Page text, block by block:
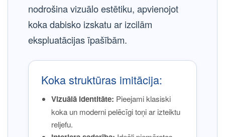
nodrošina vizuālo estētiku, apvienojot
koka dabisko izskatu ar izcilām
ekspluatācijas īpašībām.
Koka struktūras imitācija:
Vizuālā identitāte: Pieejami klasiski
koka un moderni pelēcīgi toņi ar izteiktu
reljefu.